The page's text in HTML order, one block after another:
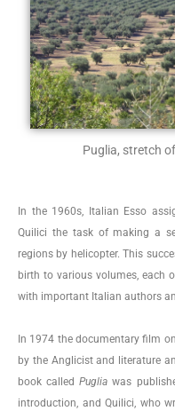
Puglia, stretch
In the 1960s, Italian Esso
Quilici the task of making a
regions by helicopter. This
birth to various volumes, each
with important Italian authors
In 1974 the documentary film
by the Anglicist and literature
book called Puglia was
introduction, and Quilici, who